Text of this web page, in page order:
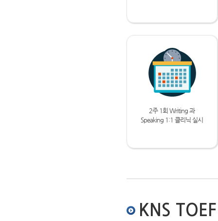
2주 1회 Writing 과
Speaking 1:1 클리닉 실시
KNS